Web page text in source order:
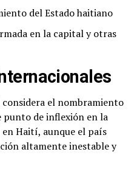
del Estado haitiano
en la capital y otras
el nombramiento
punto de inflexión en la
Haití, aunque el país
altamente inestable y